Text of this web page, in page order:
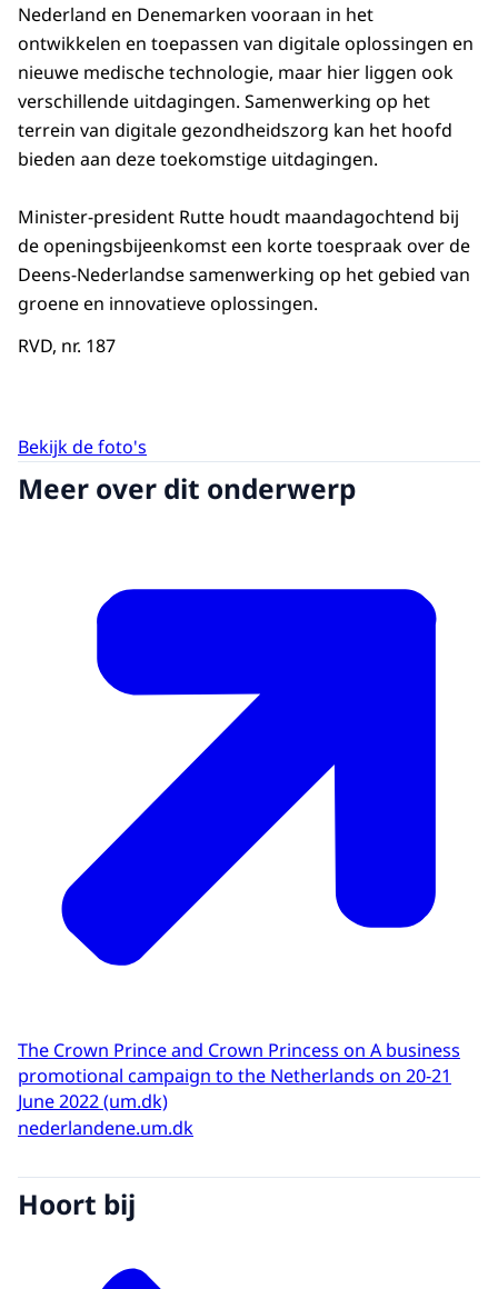
Nederland en Denemarken vooraan in het
ontwikkelen en toepassen van digitale oplossingen en
nieuwe medische technologie, maar hier liggen ook
verschillende uitdagingen. Samenwerking op het
terrein van digitale gezondheidszorg kan het hoofd
bieden aan deze toekomstige uitdagingen.
Minister-president Rutte houdt maandagochtend bij
de openingsbijeenkomst een korte toespraak over de
Deens-Nederlandse samenwerking op het gebied van
groene en innovatieve oplossingen.
RVD, nr. 187
Bekijk de foto's
Meer over dit onderwerp
The Crown Prince and Crown Princess on A business
promotional campaign to the Netherlands on 20-21
June 2022 (um.dk)
nederlandene.um.dk
Hoort bij